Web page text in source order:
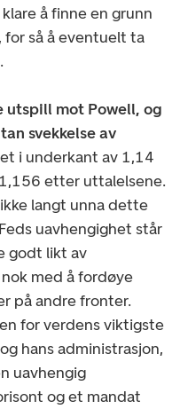
å finne en grunn
for så å eventuelt ta
utspill mot Powell, og
svekkelse av
i underkant av 1,14
etter uttalelsene.
langt unna dette
uavhengighet står
godt likt av
med å fordøye
på andre fronter.
for verdens viktigste
hans administrasjon,
uavhengig
og et mandat